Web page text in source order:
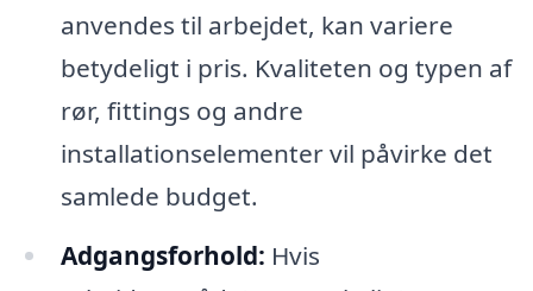
anvendes til arbejdet, kan variere
betydeligt i pris. Kvaliteten og typen af
rør, fittings og andre
installationselementer vil påvirke det
samlede budget.
Adgangsforhold: Hvis